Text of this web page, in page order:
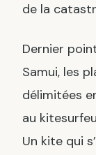
de la
Dernier
Samui, les
délimitées
au
Un kite qui